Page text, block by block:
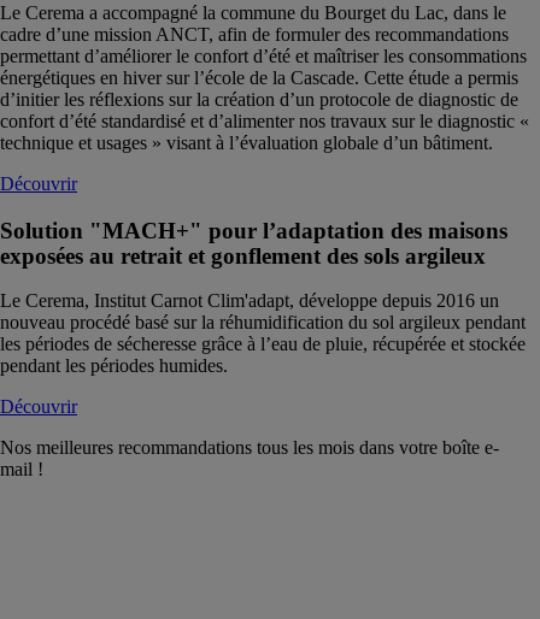
Le Cerema a accompagné la commune du Bourget du Lac, dans le
cadre d’une mission ANCT, afin de formuler des recommandations
permettant d’améliorer le confort d’été et maîtriser les consommations
énergétiques en hiver sur l’école de la Cascade. Cette étude a permis
d’initier les réflexions sur la création d’un protocole de diagnostic de
confort d’été standardisé et d’alimenter nos travaux sur le diagnostic «
technique et usages » visant à l’évaluation globale d’un bâtiment.
Découvrir
Solution "MACH+" pour l’adaptation des maisons
exposées au retrait et gonflement des sols argileux
Le Cerema, Institut Carnot Clim'adapt, développe depuis 2016 un
nouveau procédé basé sur la réhumidification du sol argileux pendant
les périodes de sécheresse grâce à l’eau de pluie, récupérée et stockée
pendant les périodes humides.
Découvrir
Nos meilleures recommandations tous les mois dans votre boîte e-
mail !